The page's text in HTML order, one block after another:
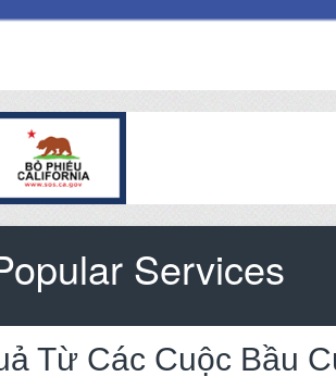
Services
Từ Các Cuộc Bầu